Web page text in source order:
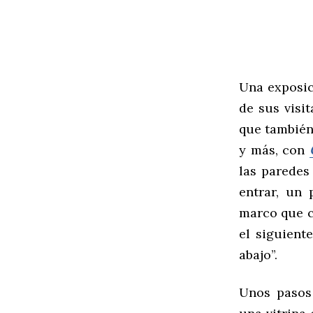
Una
de sus
que
y más, con
las
entrar, un
marco que
el
abajo”.
Unos